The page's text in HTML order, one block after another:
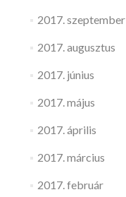
2017. szeptember
2017. augusztus
2017. június
2017. május
2017. április
2017. március
2017. február